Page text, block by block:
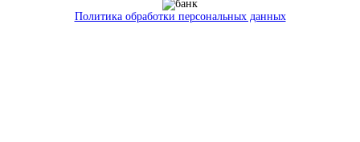
Политика обработки персональных данных